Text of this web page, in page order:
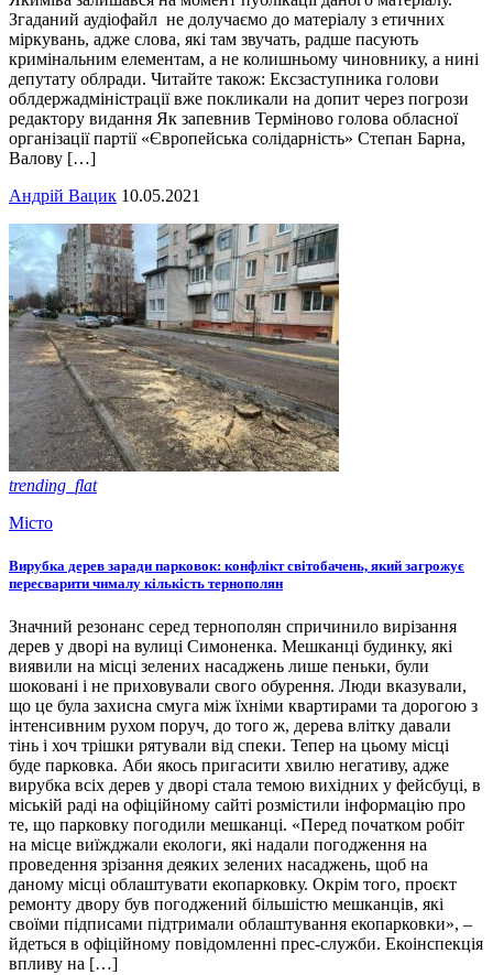
Згаданий аудіофайл не долучаємо до матеріалу з етичних
міркувань, адже слова, які там звучать, радше пасують
кримінальним елементам, а не колишньому чиновнику, а нині
депутату облради. Читайте також: Ексзаступника голови
облдержадміністрації вже покликали на допит через погрози
редактору видання Як запевнив Терміново голова обласної
організації партії «Європейська солідарність» Степан Барна,
Валову […]
Андрій Вацик 10.05.2021
trending_flat
Місто
Вирубка дерев заради парковок: конфлікт світобачень, який загрожує
пересварити чималу кількість тернополян
Значний резонанс серед тернополян спричинило вирізання
дерев у дворі на вулиці Симоненка. Мешканці будинку, які
виявили на місці зелених насаджень лише пеньки, були
шоковані і не приховували свого обурення. Люди вказували,
що це була захисна смуга між їхніми квартирами та дорогою з
інтенсивним рухом поруч, до того ж, дерева влітку давали
тінь і хоч трішки рятували від спеки. Тепер на цьому місці
буде парковка. Аби якось пригасити хвилю негативу, адже
вирубка всіх дерев у дворі стала темою вихідних у фейсбуці, в
міській раді на офіційному сайті розмістили інформацію про
те, що парковку погодили мешканці. «Перед початком робіт
на місце виїжджали екологи, які надали погодження на
проведення зрізання деяких зелених насаджень, щоб на
даному місці облаштувати екопарковку. Окрім того, проєкт
ремонту двору був погоджений більшістю мешканців, які
своїми підписами підтримали облаштування екопарковки», –
йдеться в офіційному повідомленні прес-служби. Екоінспекція
впливу на […]